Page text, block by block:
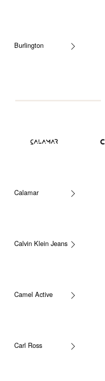
Burlington
Calamar
Calvin Klein Jeans
Camel Active
Carl Ross